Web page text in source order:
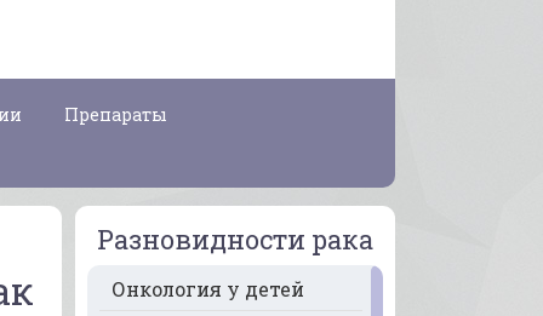
Препараты
Разновидности рака
Онкология у детей